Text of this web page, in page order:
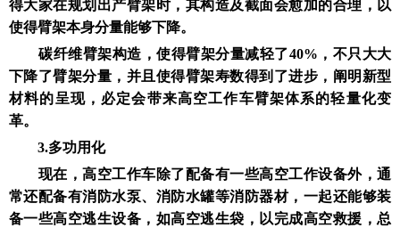
得大家在规划出产臂架时，其构造及截面会愈加的合理，以
使得臂架本身分量能够下降。
碳纤维臂架构造，使得臂架分量减轻了40%，不只大大
下降了臂架分量，并且使得臂架寿数得到了进步，阐明新型
材料的呈现，必定会带来高空工作车臂架体系的轻量化变
革。
3.多功用化
现在，高空工作车除了配备有一些高空工作设备外，通
常还配备有消防水泵、消防水罐等消防器材，一起还能够装
备一些高空逃生设备，如高空逃生袋，以完成高空救援，总